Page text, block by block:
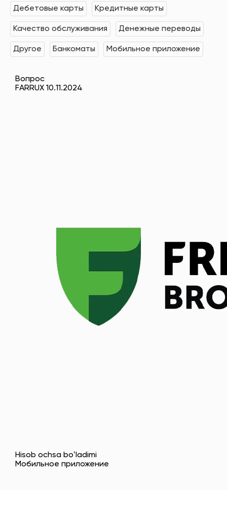
Дебетовые карты Кредитные карты
Качество обслуживания Денежные переводы
Другое Банкоматы Мобильное приложение
Вопрос
FARRUX 10.11.2024
Hisob ochsa boʻladimi
Мобильное приложение